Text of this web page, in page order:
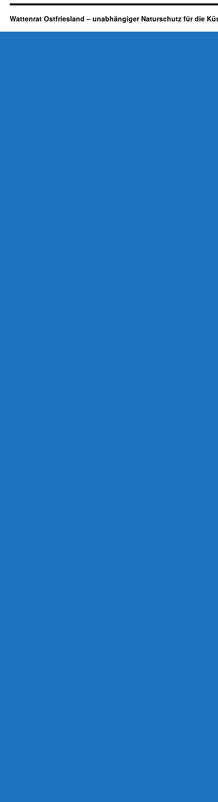
Wattenrat Ostfriesland – unabhängiger Naturschutz für die